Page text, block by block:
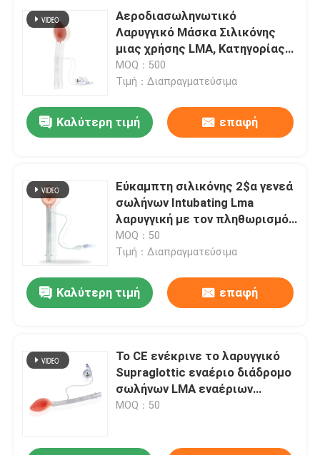
Αφήστε ένα μήνυμα
Συστατικά του ενδοτραχείου σωλήνα
Αεροδιασωληνωτικό
Λαρυγγικό Μάσκα Σιλικόνης
μιας χρήσης LMA, Κατηγορίας
ΙΙ, για Νεογνά
MOQ：500
Τιμή：Διαπραγματεύσιμα
Καλύτερη τιμή επαφή
Εύκαμπτη σιλικόνης 2$α γενεά
σωλήνων Intubating Lma
λαρυγγική με τον πληθωρισμό
φυσαλίδων
MOQ：50
Τιμή：Διαπραγματεύσιμα
Καλύτερη τιμή επαφή
Το CE ενέκρινε το λαρυγγικό
Supraglottic εναέριο διάδρομο
σωλήνων LMA εναέριων
διαδρόμων μασκών
MOQ：50